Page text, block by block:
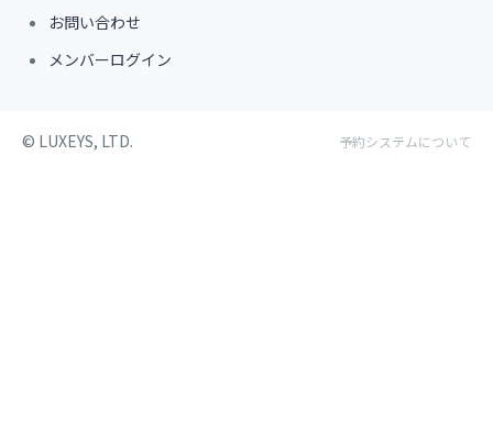
お問い合わせ
メンバーログイン
©︎ LUXEYS, LTD. 予約システムについて